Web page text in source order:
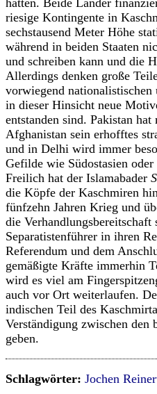
hätten. Beide Länder
riesige Kontingente in
sechstausend Meter Höhe
während in beiden Staaten
und schreiben kann und die
Allerdings denken große
vorwiegend nationalistischen
in dieser Hinsicht neue
entstanden sind. Pakistan
Afghanistan sein erhofftes
und in Delhi wird immer
Gefilde wie Südostasien
Freilich hat der Islamabader
die Köpfe der Kaschmiren
fünfzehn Jahren Krieg und
die
Separatistenführer in ihren
Referendum und dem
gemäßigte Kräfte immerhin
wird es viel am
auch vor Ort weiterlaufen.
indischen Teil des
Verständigung zwischen den
geben.
Schlagwörter: Jochen